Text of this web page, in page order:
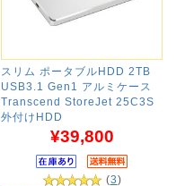
スリム ポータブルHDD 2TB
USB3.1 Gen1 アルミケース
Transcend StoreJet 25C3S
外付けHDD
¥39,800
(3)